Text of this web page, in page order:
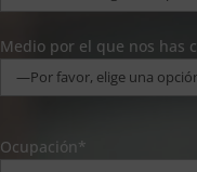
Medio por el que nos has
Ocupación*